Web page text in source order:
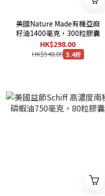
美國Nature Made有機亞麻
籽油1400毫克，300粒膠囊
HK$298.00
HK$548.00 5.4折